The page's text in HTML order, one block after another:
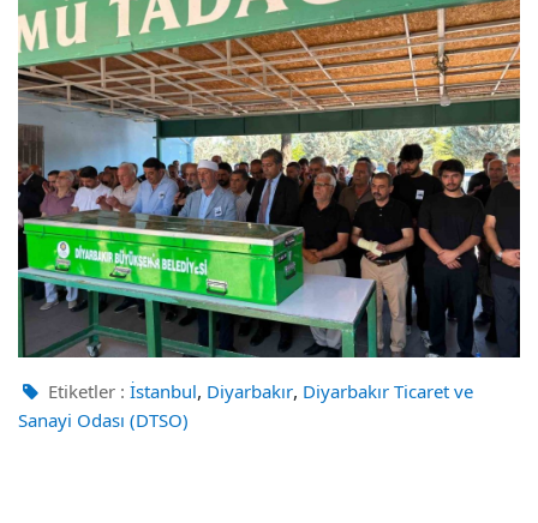
Etiketler : İstanbul, Diyarbakır, Diyarbakır Ticaret ve
Sanayi Odası (DTSO)